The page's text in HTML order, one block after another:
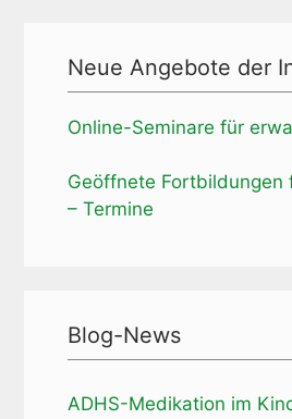
Neue Angebote der
Online-Seminare für
Geöffnete Fortbildungen
– Termine
Blog-News
ADHS-Medikation im